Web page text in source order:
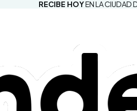
RECIBE HOYEN LA CIUDAD